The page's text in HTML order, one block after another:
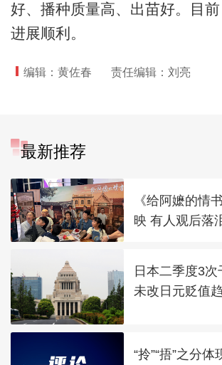
好、播种质量高、出苗好。目
进展顺利。
编辑：黄佐春 责任编辑：刘亮
最新推荐
《给阿嬷的情
映 有人观后落
日本二季度3
未改日元贬值
“拎”“捂”之分